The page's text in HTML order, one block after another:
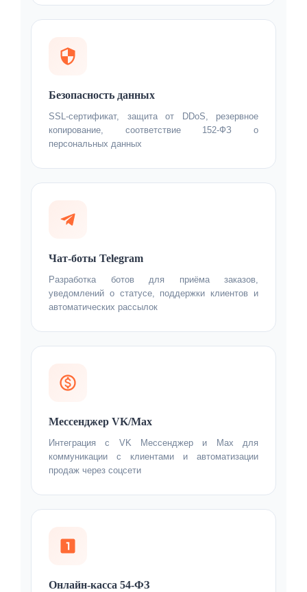
Безопасность данных
SSL-сертификат, защита от DDoS, резервное
копирование, соответствие 152-ФЗ о
персональных данных
Чат-боты Telegram
Разработка ботов для приёма заказов,
уведомлений о статусе, поддержки клиентов и
автоматических рассылок
Мессенджер VK/Max
Интеграция с VK Мессенджер и Max для
коммуникации с клиентами и автоматизации
продаж через соцсети
Онлайн-касса 54-ФЗ